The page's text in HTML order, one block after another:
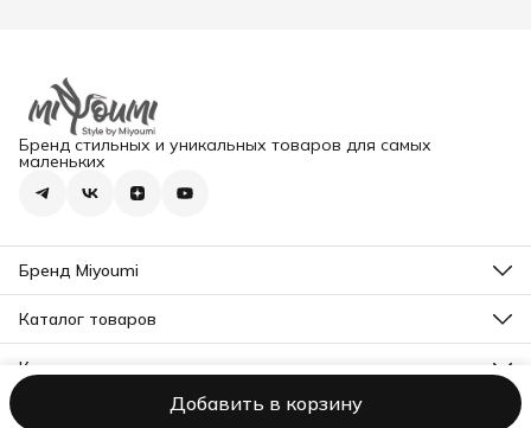
Добавить в корзину
Бренд стильных и уникальных товаров для самых
маленьких
Бренд Miyoumi
Контакты
Каталог товаров
Контакты
г. Москва, ул. Твардовского, 12к3